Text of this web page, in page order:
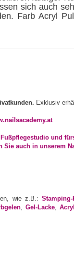
Exklusiv
wie z.B.:
, Gel-Lacke,